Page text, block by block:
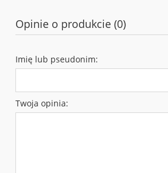
Opinie o produkcie (0)
Imię lub pseudonim:
Twoja opinia: